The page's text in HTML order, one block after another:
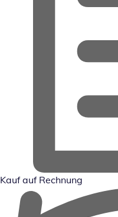
Kauf auf Rechnung